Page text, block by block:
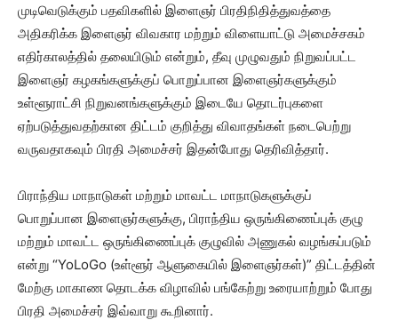
முடிவெடுக்கும் பதவிகளில் இளைஞர் பிரதிநிதித்துவத்தை
அதிகரிக்க இளைஞர் விவகார மற்றும் விளையாட்டு அமைச்சகம்
எதிர்காலத்தில் தலையிடும் என்றும், தீவு முழுவதும் நிறுவப்பட்ட
இளைஞர் கழகங்களுக்குப் பொறுப்பான இளைஞர்களுக்கும்
உள்ளூராட்சி நிறுவனங்களுக்கும் இடையே தொடர்புகளை
ஏற்படுத்துவதற்கான திட்டம் குறித்து விவாதங்கள் நடைபெற்று
வருவதாகவும் பிரதி அமைச்சர் இதன்போது தெரிவித்தார்.
பிராந்திய மாநாடுகள் மற்றும் மாவட்ட மாநாடுகளுக்குப்
பொறுப்பான இளைஞர்களுக்கு, பிராந்திய ஒருங்கிணைப்புக் குழு
மற்றும் மாவட்ட ஒருங்கிணைப்புக் குழுவில் அணுகல் வழங்கப்படும்
என்று “YoLoGo (உள்ளூர் ஆளுகையில் இளைஞர்கள்)” திட்டத்தின்
மேற்கு மாகாண தொடக்க விழாவில் பங்கேற்று உரையாற்றும் போது
பிரதி அமைச்சர் இவ்வாறு கூறினார்.